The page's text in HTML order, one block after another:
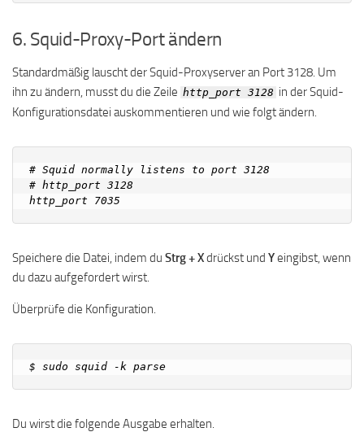
6. Squid-Proxy-Port ändern
Standardmäßig lauscht der Squid-Proxyserver an Port 3128. Um
ihn zu ändern, musst du die Zeile http_port 3128 in der Squid-
Konfigurationsdatei auskommentieren und wie folgt ändern.
# Squid normally listens to port 3128
# http_port 3128
Speichere die Datei, indem du Strg + Xdrückst und Yeingibst, wenn
du dazu aufgefordert wirst.
Überprüfe die Konfiguration.
Du wirst die folgende Ausgabe erhalten.